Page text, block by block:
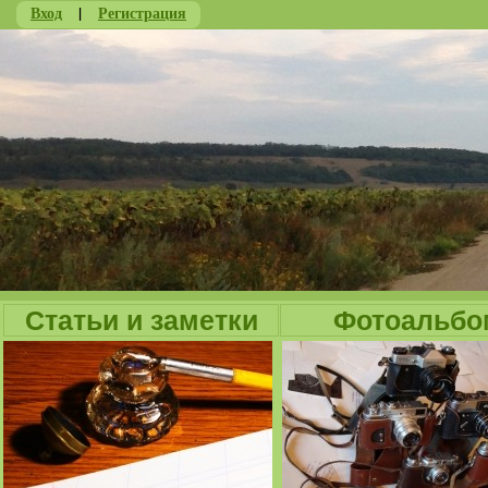
Вход | Регистрация
Статьи и заметки